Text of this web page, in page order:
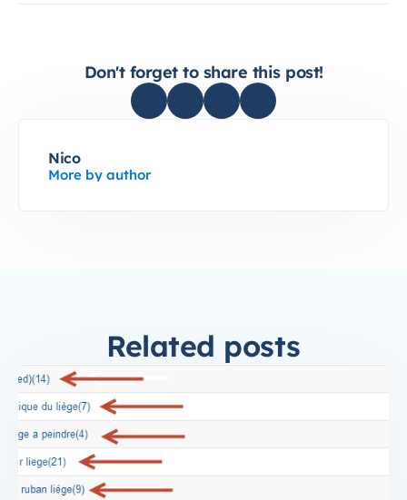
Don't forget to share this post!
Nico
More by author
Related posts